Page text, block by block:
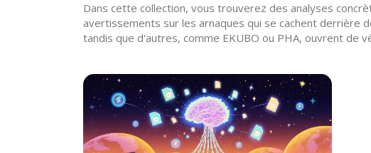
Dans cette collection, vous trouverez des analyses
avertissements sur les arnaques qui se cachent derrière
tandis que d'autres, comme EKUBO ou PHA, ouvrent de